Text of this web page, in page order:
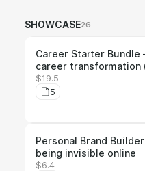
SHOWCASE26
Career Starter Bundle
career transformation
$19.5
5
Personal Brand
being invisible online
$6.4